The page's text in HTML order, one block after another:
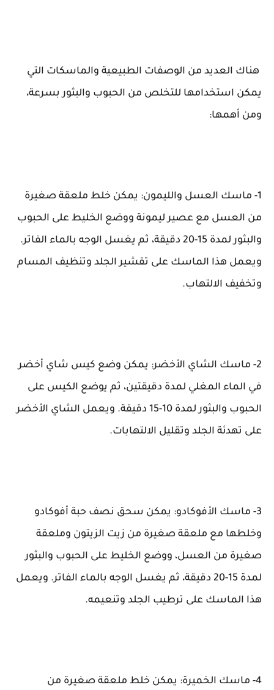
هناك العديد من الوصفات الطبيعية والماسكات التي
يمكن استخدامها للتخلص من الحبوب والبثور بسرعة،
ومن أهمها:
1- ماسك العسل والليمون: يمكن خلط ملعقة صغيرة
من العسل مع عصير ليمونة ووضع الخليط على الحبوب
والبثور لمدة 15-20 دقيقة، ثم يغسل الوجه بالماء الفاتر.
ويعمل هذا الماسك على تقشير الجلد وتنظيف المسام
وتخفيف الالتهاب.
2- ماسك الشاي الأخضر: يمكن وضع كيس شاي أخضر
في الماء المغلي لمدة دقيقتين، ثم يوضع الكيس على
الحبوب والبثور لمدة 10-15 دقيقة. ويعمل الشاي الأخضر
على تهدئة الجلد وتقليل الالتهابات.
3- ماسك الأفوكادو: يمكن سحق نصف حبة أفوكادو
وخلطها مع ملعقة صغيرة من زيت الزيتون وملعقة
صغيرة من العسل، ووضع الخليط على الحبوب والبثور
لمدة 15-20 دقيقة، ثم يغسل الوجه بالماء الفاتر. ويعمل
هذا الماسك على ترطيب الجلد وتنعيمه.
4- ماسك الخميرة: يمكن خلط ملعقة صغيرة من